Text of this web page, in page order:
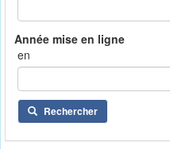
en
Rechercher